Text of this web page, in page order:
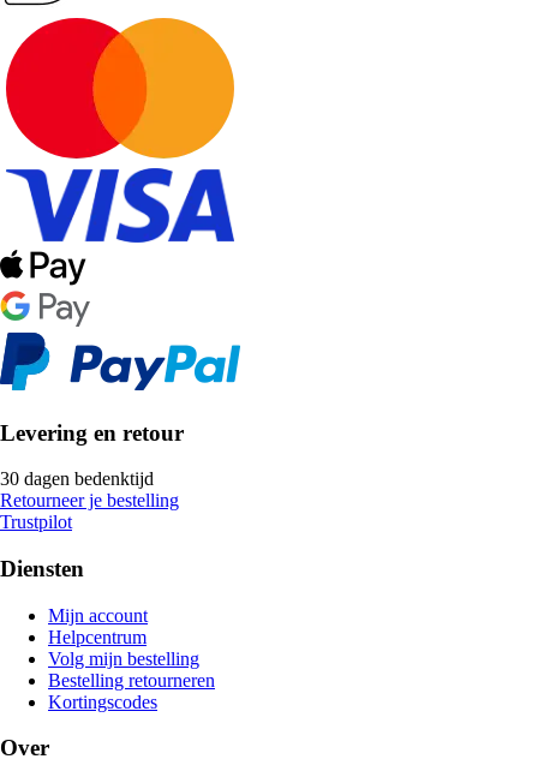
Levering en retour
30 dagen bedenktijd
Retourneer je bestelling
Trustpilot
Diensten
Mijn account
Helpcentrum
Volg mijn bestelling
Bestelling retourneren
Kortingscodes
Over